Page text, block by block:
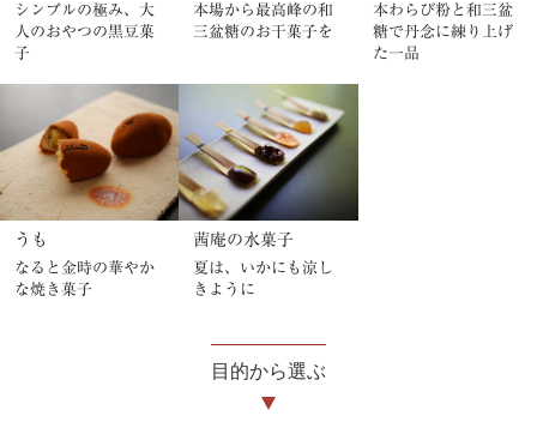
シンプルの極み、大
人のおやつの黒豆菓
子
本場から最高峰の和
三盆糖のお干菓子を
本わらび粉と和三盆
糖で丹念に練り上げ
た一品
うも
なると金時の華やか
な焼き菓子
茜庵の水菓子
夏は、いかにも涼し
きように
目的から選ぶ